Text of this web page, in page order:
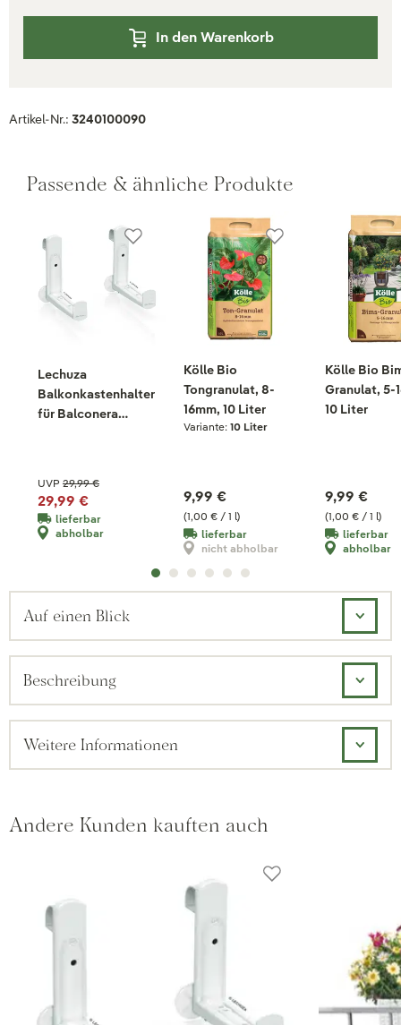
In den Warenkorb
Artikel-Nr.: 3240100090
Passende & ähnliche Produkte
Lechuza
Balkonkastenhalter
für Balconera
UVP 29,99 €
29,99 €
lieferbar
abholbar
Kölle Bio
Tongranulat, 8-
16mm, 10 Liter
Variante: 10 Liter
(1,00 € / 1 l)
9,99 €
lieferbar
nicht abholbar
Kölle Bio
Granulat, 5-
10 Liter
(1,00 € / 1 l)
9,99 €
lieferbar
abholbar
Auf einen Blick
Beschreibung
Weitere Informationen
Andere Kunden kauften auch